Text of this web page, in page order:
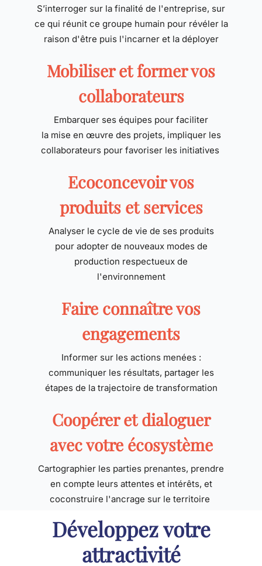
S’interroger sur la finalité de l'entreprise, sur
ce qui réunit ce groupe humain pour révéler la
raison d'être puis l'incarner et la déployer
Mobiliser et formervos
collaborateurs
Embarquer ses équipes pour faciliter
la mise en œuvre des projets, impliquer les
collaborateurs pour favoriser les initiatives
Ecoconcevoir vos
produits et services
Analyser le cycle de vie de ses produits
pour adopter de nouveaux modes de
production respectueux de
l'environnement
Faire connaître vos
engagements
Informer sur les actions menées :
communiquer les résultats, partager les
étapes de la trajectoire de transformation
Coopérer et dialoguer
avec votre écosystème
Cartographier les parties prenantes, prendre
en compte leurs attentes et intérêts, et
coconstruire l'ancrage sur le territoire
Développez votre
attractivité